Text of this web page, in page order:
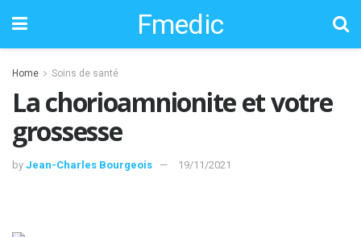
Fmedic
Home Soins de santé
La chorioamnionite et votre
grossesse
by Jean-Charles Bourgeois 19/11/2021